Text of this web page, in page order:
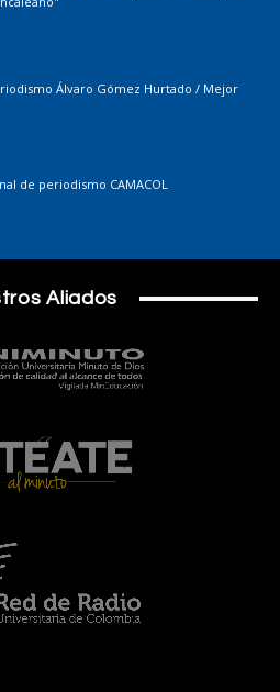
Álvaro Gómez Hurtado / Mejor
de periodismo CAMACOL
Aliados